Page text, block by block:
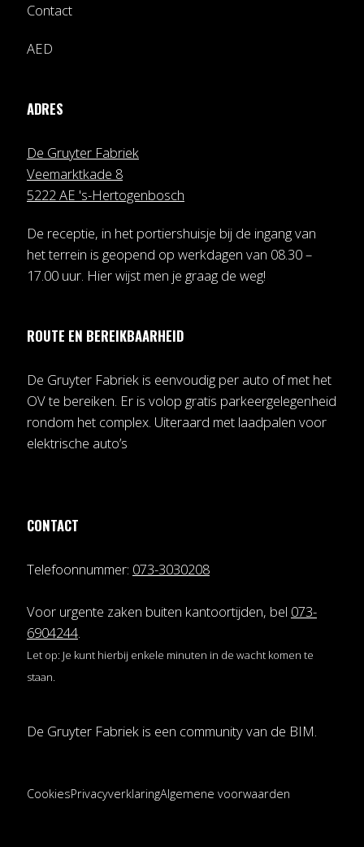
Contact
AED
ADRES
De Gruyter Fabriek
Veemarktkade 8
5222 AE 's-Hertogenbosch
De receptie, in het portiershuisje bij de ingang van
het terrein is geopend op werkdagen van 08.30 –
17.00 uur. Hier wijst men je graag de weg!
ROUTE EN BEREIKBAARHEID
De Gruyter Fabriek is eenvoudig per auto of met het
OV te bereiken. Er is volop gratis parkeergelegenheid
rondom het complex. Uiteraard met laadpalen voor
elektrische auto’s
CONTACT
Telefoonnummer: 073-3030208
Voor urgente zaken buiten kantoortijden, bel 073-
6904244.
Let op: Je kunt hierbij enkele minuten in de wacht komen te
staan.
De Gruyter Fabriek is een community van de BIM.
CookiesPrivacyverklaringAlgemene voorwaarden